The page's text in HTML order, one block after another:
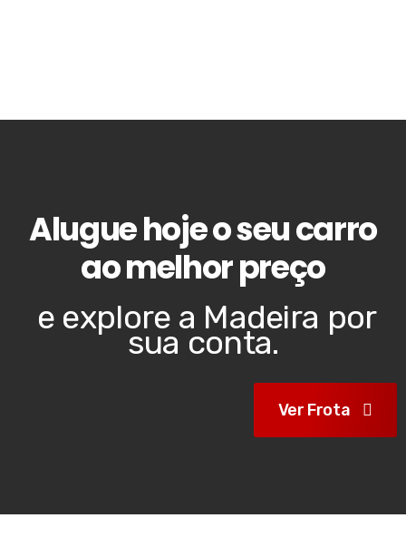
Alugue hoje o seu carro
ao melhor preço
e explore a Madeira por
sua conta.
Ver Frota